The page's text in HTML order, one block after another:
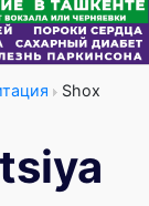
Shox